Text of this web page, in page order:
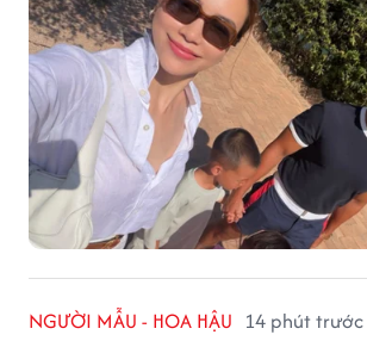
NGƯỜI MẪU - HOA HẬU 14 phút trước